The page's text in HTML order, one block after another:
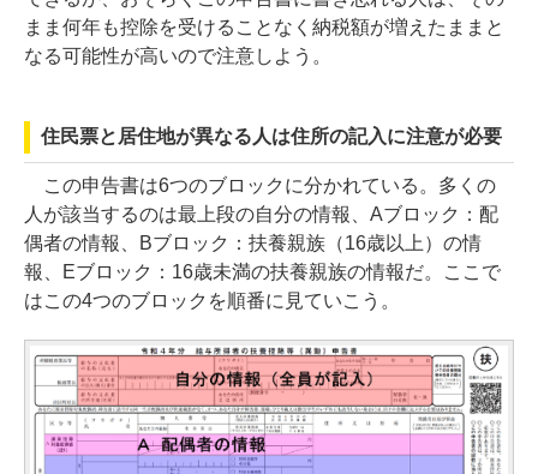
まま何年も控除を受けることなく納税額が増えたままと
なる可能性が高いので注意しよう。
住民票と居住地が異なる人は住所の記入に注意が必要
この申告書は6つのブロックに分かれている。多くの
人が該当するのは最上段の自分の情報、Aブロック：配
偶者の情報、Bブロック：扶養親族（16歳以上）の情
報、Eブロック：16歳未満の扶養親族の情報だ。ここで
はこの4つのブロックを順番に見ていこう。